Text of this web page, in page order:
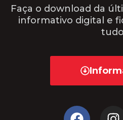
Faça o download da
informativo digital e